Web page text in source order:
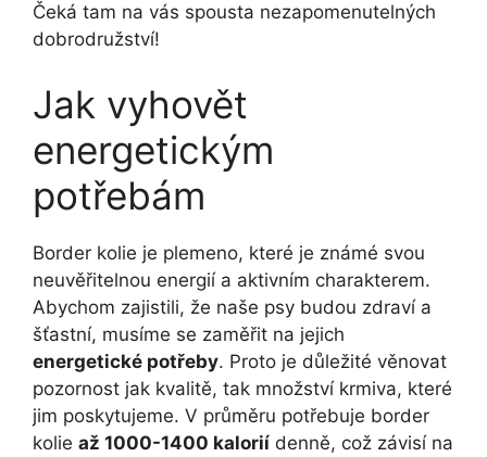
Čeká tam na vás spousta nezapomenutelných
dobrodružství!
Jak vyhovět
energetickým
potřebám
Border kolie je plemeno, které je známé svou
neuvěřitelnou energií a aktivním charakterem.
Abychom zajistili, že naše psy budou zdraví a
šťastní, musíme se zaměřit na jejich
energetické potřeby. Proto je důležité věnovat
pozornost jak kvalitě, tak množství krmiva, které
jim poskytujeme. V průměru potřebuje border
kolie až 1000-1400 kalorií denně, což závisí na